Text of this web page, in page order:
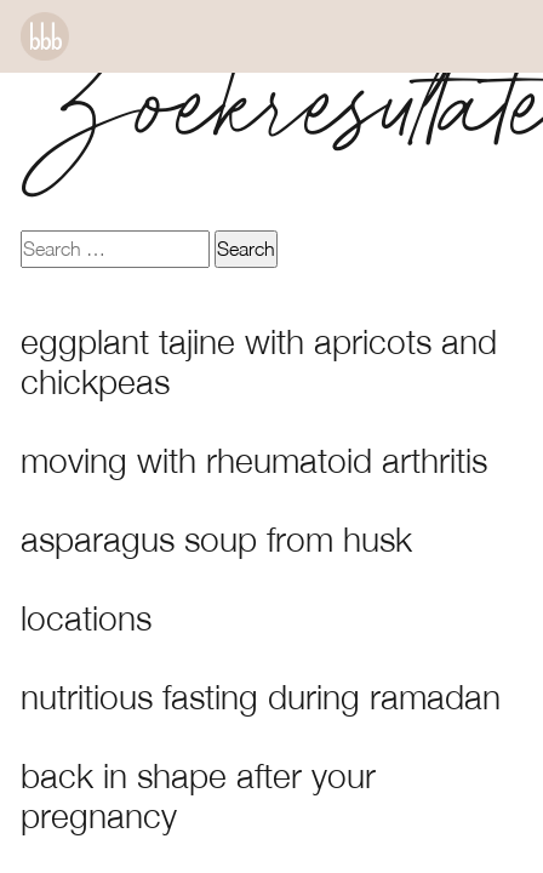
eggplant tajine with apricots and
chickpeas
moving with rheumatoid arthritis
asparagus soup from husk
locations
nutritious fasting during ramadan
back in shape after your
pregnancy